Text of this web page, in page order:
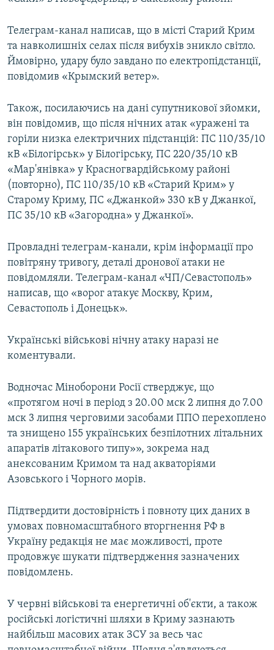
Телеграм-канал написав, що в місті Старий Крим
та навколишніх селах після вибухів зникло світло.
Ймовірно, удару було завдано по електропідстанції,
повідомив «Крымский ветер».
Також, посилаючись на дані супутникової зйомки,
він повідомив, що після нічних атак «уражені та
горіли низка електричних підстанцій: ПС 110/35/10
кВ «Білогірськ» у Білогірську, ПС 220/35/10 кВ
«Мар'янівка» у Красногвардійському районі
(повторно), ПС 110/35/10 кВ «Старий Крим» у
Старому Криму, ПС «Джанкой» 330 кВ у Джанкої,
ПС 35/10 кВ «Загородна» у Джанкої».
Провладні телеграм-канали, крім інформації про
повітряну тривогу, деталі дронової атаки не
повідомляли. Телеграм-канал «ЧП/Севастополь»
написав, що «ворог атакує Москву, Крим,
Севастополь і Донецьк».
Українські військові нічну атаку наразі не
коментували.
Водночас Міноборони Росії стверджує, що
«протягом ночі в період з 20.00 мск 2 липня до 7.00
мск 3 липня черговими засобами ППО перехоплено
та знищено 155 українських безпілотних літальних
апаратів літакового типу»», зокрема над
анексованим Кримом та над акваторіями
Азовського і Чорного морів.
Підтвердити достовірність і повноту цих даних в
умовах повномасштабного вторгнення РФ в
Україну редакція не має можливості, проте
продовжує шукати підтвердження зазначених
повідомлень.
У червні військові та енергетичні об'єкти, а також
російські логістичні шляхи в Криму зазнають
найбільш масових атак ЗСУ за весь час